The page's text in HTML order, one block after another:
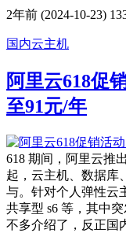
2年前 (2024-10-23)
国内云主机
阿里云618促
至91元/年
618 期间，阿里云推
起，云主机、数据库
与。针对个人弹性云
共享型 s6 等，其中
不多介绍了，反正国